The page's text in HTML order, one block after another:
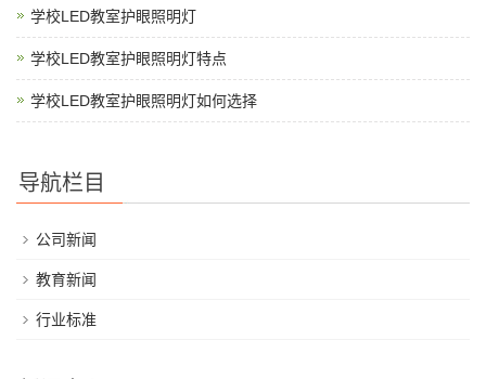
学校LED教室护眼照明灯
学校LED教室护眼照明灯特点
学校LED教室护眼照明灯如何选择
导航栏目
公司新闻
教育新闻
行业标准